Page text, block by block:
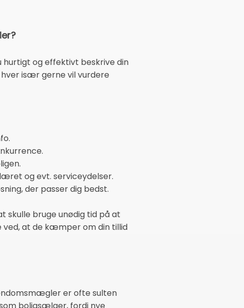
hurtigt og effektivt beskrive din
især gerne vil vurdere
og evt. serviceydelser.
der passer dig bedst.
skulle bruge unødig tid på at
ved, at de kæmper om din tillid
er ofte sulten
boligsælger, fordi nye